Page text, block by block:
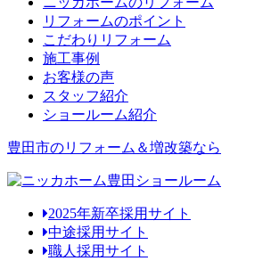
リフォームのポイント
こだわりリフォーム
施工事例
お客様の声
スタッフ紹介
ショールーム紹介
豊田市のリフォーム＆増改築なら
2025年新卒採用サイト
中途採用サイト
職人採用サイト